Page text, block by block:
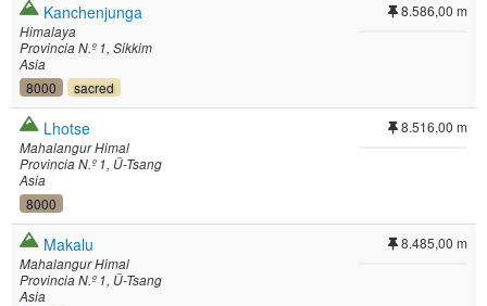
Kanchenjunga
Himalaya
Provincia N.º 1 Sikkim
Asia
8000 sacred
8.586,00 m
Lhotse
Mahalangur Himal
Provincia N.º 1 Ü-Tsang
Asia
8000
8.516,00 m
Makalu
Mahalangur Himal
Provincia N.º 1 Ü-Tsang
Asia
8.485,00 m